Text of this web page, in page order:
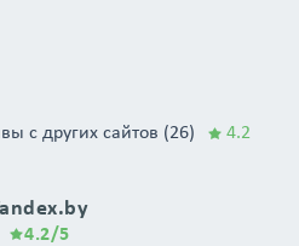
с других сайтов (26) 4.2
4.2/5